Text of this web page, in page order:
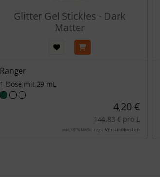
Glitter Gel Stickles - Dark
Matter
Ranger
1 Dose mit 29 mL
4,20 €
144,83 € pro L
inkl. 19 % MwSt. zzgl. Versandkosten